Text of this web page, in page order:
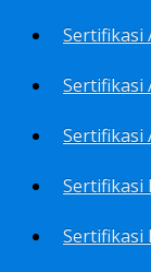
Sertifikasi